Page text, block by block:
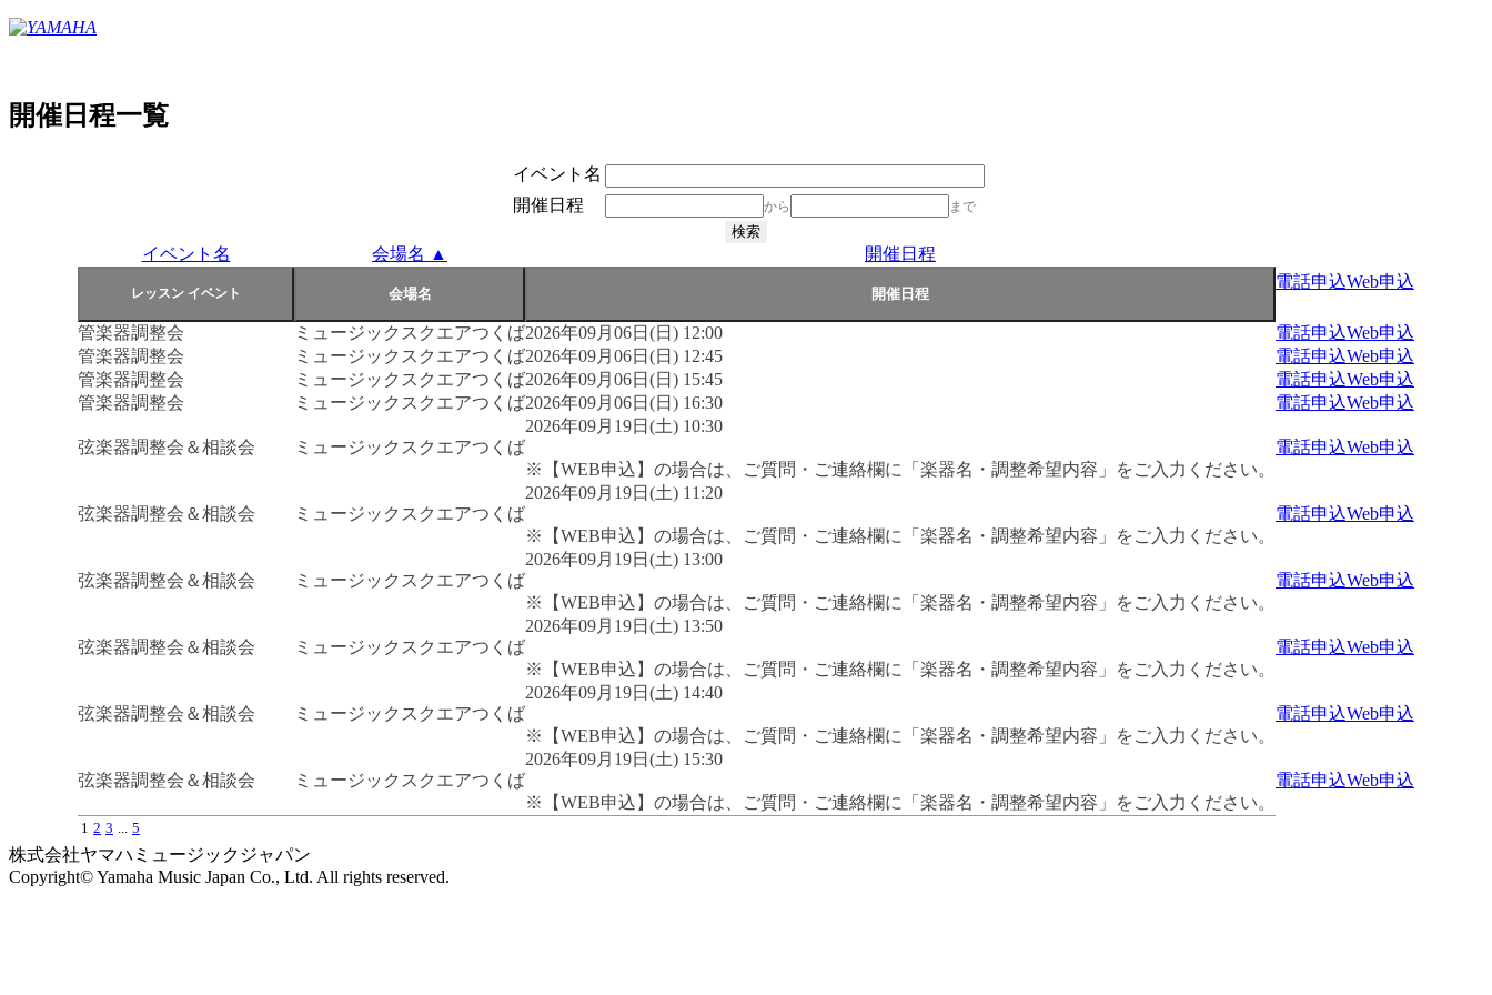
開催日程一覧
イベント名
開催日程
から まで
イベント名 会場名 ▲
開催日程
電話申込Web申込
管楽器調整会 ミュージックスクエアつくば2026年09月06日(日) 12:00 電話申込Web申込
管楽器調整会
ミュージックスクエアつくば2026年09月06日(日) 12:45 電話申込Web申込
管楽器調整会
ミュージックスクエアつくば2026年09月06日(日) 15:45 電話申込Web申込
管楽器調整会
ミュージックスクエアつくば2026年09月06日(日) 16:30 電話申込Web申込
弦楽器調整会＆相談会 ミュージックスクエアつくば
2026年09月19日(土) 10:30
※【WEB申込】の場合は、ご質問・ご連絡欄に「楽器名・調整希望内容」をご入力ください。
電話申込Web申込
弦楽器調整会＆相談会 ミュージックスクエアつくば
2026年09月19日(土) 11:20
※【WEB申込】の場合は、ご質問・ご連絡欄に「楽器名・調整希望内容」をご入力ください。
電話申込Web申込
弦楽器調整会＆相談会 ミュージックスクエアつくば
2026年09月19日(土) 13:00
※【WEB申込】の場合は、ご質問・ご連絡欄に「楽器名・調整希望内容」をご入力ください。
電話申込Web申込
弦楽器調整会＆相談会 ミュージックスクエアつくば
2026年09月19日(土) 13:50
※【WEB申込】の場合は、ご質問・ご連絡欄に「楽器名・調整希望内容」をご入力ください。
電話申込Web申込
弦楽器調整会＆相談会 ミュージックスクエアつくば
2026年09月19日(土) 14:40
※【WEB申込】の場合は、ご質問・ご連絡欄に「楽器名・調整希望内容」をご入力ください。
電話申込Web申込
弦楽器調整会＆相談会 ミュージックスクエアつくば
2026年09月19日(土) 15:30
※【WEB申込】の場合は、ご質問・ご連絡欄に「楽器名・調整希望内容」をご入力ください。
電話申込Web申込
1 2 3 5
株式会社ヤマハミュージックジャパン
Copyright© Yamaha Music Japan Co., Ltd. All rights reserved.